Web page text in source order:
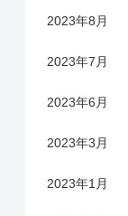
2023年8月
2023年7月
2023年6月
2023年3月
2023年1月